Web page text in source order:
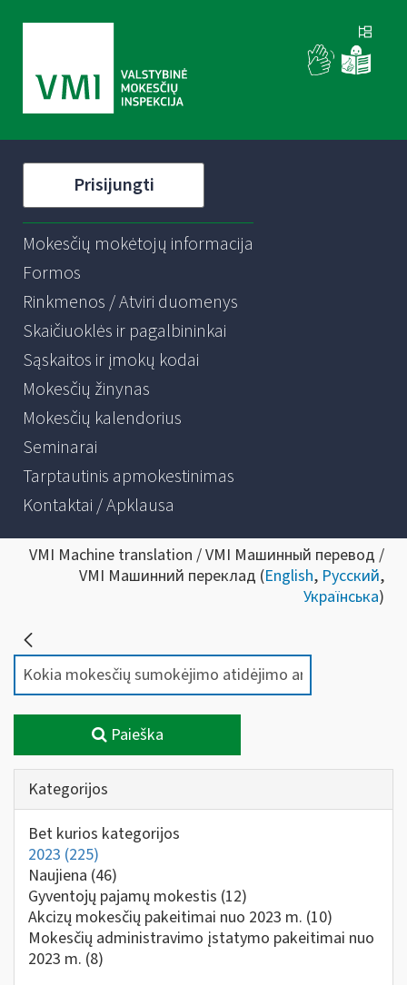
Prisijungti
Mokesčių mokėtojų informacija
Formos
Rinkmenos / Atviri duomenys
Skaičiuoklės ir pagalbininkai
Sąskaitos ir įmokų kodai
Mokesčių žinynas
Mokesčių kalendorius
Seminarai
Tarptautinis apmokestinimas
Kontaktai / Apklausa
VMI Machine translation / VMI Машинный перевод /
VMI Машинний переклад (English, Русский,
Українська)
Paieška
Kategorijos
Bet kurios kategorijos
2023 (225)
Naujiena (46)
Gyventojų pajamų mokestis (12)
Akcizų mokesčių pakeitimai nuo 2023 m. (10)
Mokesčių administravimo įstatymo pakeitimai nuo
2023 m. (8)